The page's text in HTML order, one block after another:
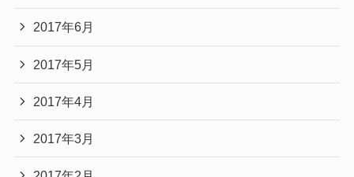
2017年6月
2017年5月
2017年4月
2017年3月